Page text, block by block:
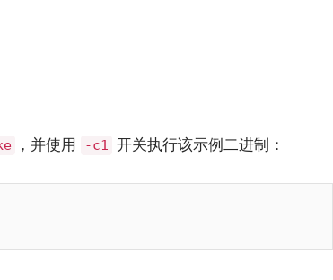
，并使用 -c1 开关执行该示例二进制：